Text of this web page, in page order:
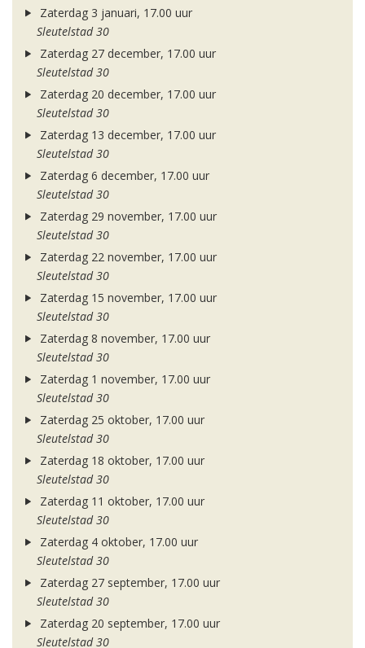
Zaterdag 3 januari, 17.00 uur
Sleutelstad 30
Zaterdag 27 december, 17.00 uur
Sleutelstad 30
Zaterdag 20 december, 17.00 uur
Sleutelstad 30
Zaterdag 13 december, 17.00 uur
Sleutelstad 30
Zaterdag 6 december, 17.00 uur
Sleutelstad 30
Zaterdag 29 november, 17.00 uur
Sleutelstad 30
Zaterdag 22 november, 17.00 uur
Sleutelstad 30
Zaterdag 15 november, 17.00 uur
Sleutelstad 30
Zaterdag 8 november, 17.00 uur
Sleutelstad 30
Zaterdag 1 november, 17.00 uur
Sleutelstad 30
Zaterdag 25 oktober, 17.00 uur
Sleutelstad 30
Zaterdag 18 oktober, 17.00 uur
Sleutelstad 30
Zaterdag 11 oktober, 17.00 uur
Sleutelstad 30
Zaterdag 4 oktober, 17.00 uur
Sleutelstad 30
Zaterdag 27 september, 17.00 uur
Sleutelstad 30
Zaterdag 20 september, 17.00 uur
Sleutelstad 30